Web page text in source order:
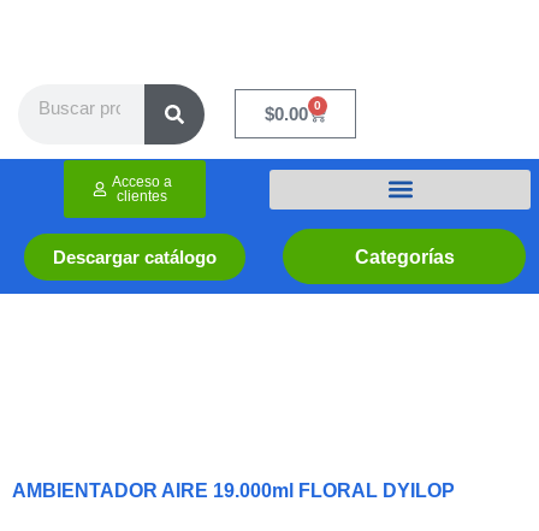
$0.00 0
Cart
Categorías
Descargar catálogo
Acceso a
clientes
AMBIENTADOR AIRE 19.000ml FLORAL DYILOP